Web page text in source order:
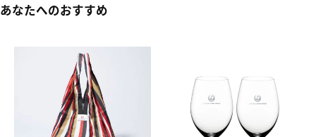
あなたへのおすすめ